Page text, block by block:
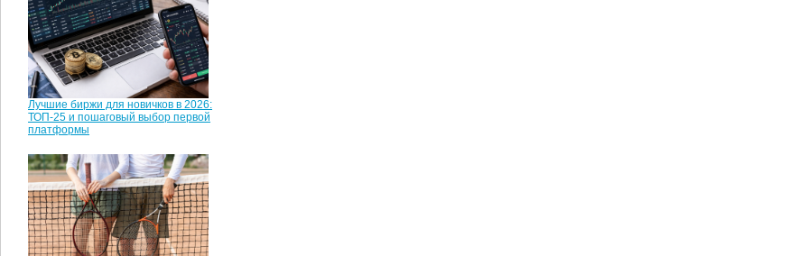
Лучшие биржи для новичков в 2026:
ТОП-25 и пошаговый выбор первой
платформы